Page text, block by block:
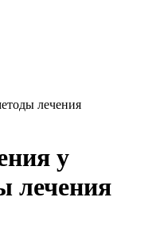
лечения
у
лечения